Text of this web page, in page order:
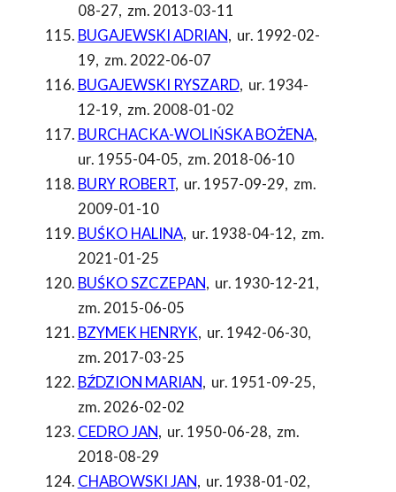
08-27, zm. 2013-03-11
BUGAJEWSKI ADRIAN, ur. 1992-02-
19, zm. 2022-06-07
BUGAJEWSKI RYSZARD, ur. 1934-
12-19, zm. 2008-01-02
BURCHACKA-WOLIŃSKA BOŻENA,
ur. 1955-04-05, zm. 2018-06-10
BURY ROBERT, ur. 1957-09-29, zm.
2009-01-10
BUŚKO HALINA, ur. 1938-04-12, zm.
2021-01-25
BUŚKO SZCZEPAN, ur. 1930-12-21,
zm. 2015-06-05
BZYMEK HENRYK, ur. 1942-06-30,
zm. 2017-03-25
BŹDZION MARIAN, ur. 1951-09-25,
zm. 2026-02-02
CEDRO JAN, ur. 1950-06-28, zm.
2018-08-29
CHABOWSKI JAN, ur. 1938-01-02,